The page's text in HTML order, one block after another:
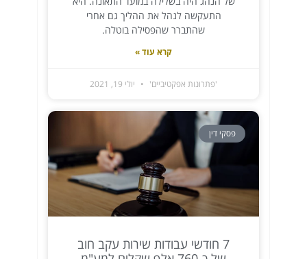
התעקשה לנהל את ההליך גם אחרי
שהתברר שהפסילה בוטלה.
קרא עוד »
'פתרונות אפקטיביים' יולי 19, 2021
פסקי דין
7 חודשי עבודות שירות עקב חוב